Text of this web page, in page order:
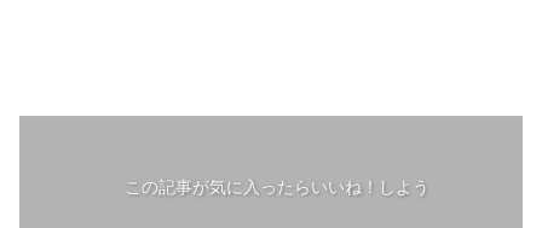
この記事が気に入ったらいいね！しよう